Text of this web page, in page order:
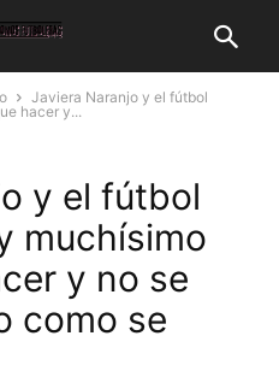
Javiera Naranjo y el fútbol
hacer y...
y el fútbol
muchísimo
y no se
como se